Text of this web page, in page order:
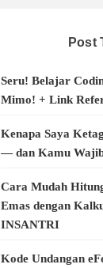
Post
Seru! Belajar
Mimo! + Link
Kenapa Saya
— dan Kamu
Cara Mudah
Emas dengan
INSANTRI
Kode Undangan